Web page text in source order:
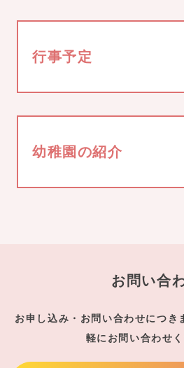
行事予定
幼稚園の紹介
お問い合
お申し込み・お問い合わせにつき
軽にお問い合わせく